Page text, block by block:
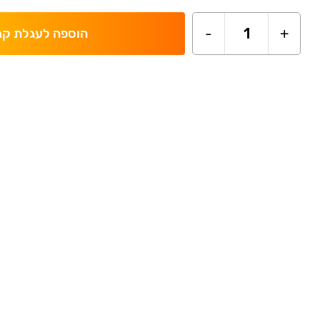
+
1
- הוספה לעגלת